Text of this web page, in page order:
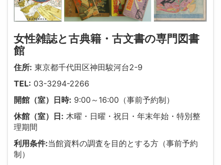
女性雑誌と古典籍・古文書の専門図書
館
住所: 東京都千代田区神田駿河台2-9
TEL: 03-3294-2266
開館（室）日時: 9:00～16:00（事前予約制）
休館（室）日: 木曜・日曜・祝日・年末年始・特別整
理期間
利用条件:当館資料の調査を目的とする方（事前予約
制）